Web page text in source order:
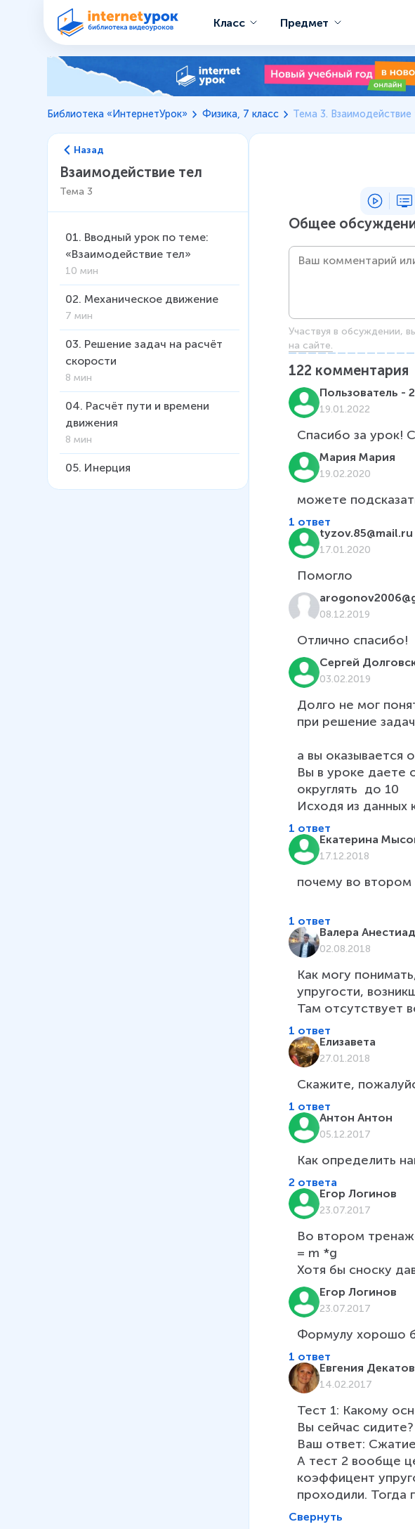
Класс Предмет
Библиотека «ИнтернетУрок» Физика, 7 класс Тема 3. Взаимодействие
Назад
Взаимодействие тел
Тема 3
01. Вводный урок по теме:
«Взаимодействие тел»
10 мин
02. Механическое движение
7 мин
03. Решение задач на расчёт
скорости
8 мин
04. Расчёт пути и времени
движения
8 мин
05. Инерция
Общее
Участвуя в обсуждении,
на сайте.
122 комментария
Пользователь -
19.01.2022
Спасибо за урок!
Мария Мария
19.02.2020
можете
1 ответ
tyzov.85@mail.ru
17.01.2020
Помогло
08.12.2019
Отлично спасибо!
Сергей
03.02.2019
Долго не мог
при решение
а вы оказывается
Вы в уроке даете
округлять  до 10
Исходя из данных
1 ответ
Екатерина
17.12.2018
почему во втором
1 ответ
Валера
02.08.2018
Как могу
упругости,
Там отсутствует
1 ответ
Елизавета
27.01.2018
Скажите,
1 ответ
Антон Антон
05.12.2017
Как определить
2 ответа
Егор Логинов
23.07.2017
Во втором
= m *g
Хотя бы сноску
Егор Логинов
23.07.2017
Формулу хорошо
1 ответ
Евгения
14.02.2017
Тест 1: Какому
Вы сейчас сидите?
Ваш ответ:
А тест 2 вообще
коэффицент
проходили. Тогда
Свернуть